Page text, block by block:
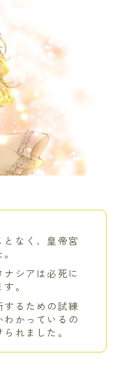
となく、皇帝宮
シアは必死に
。
するための試練
わかっているの
れました。